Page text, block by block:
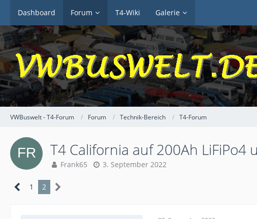
Dashboard Forum T4-Wiki Galerie
VWBuswelt - T4-Forum Forum Technik-Bereich T4-Forum
T4 California auf 200Ah LiFiPo4
Frank65 3. September 2022
1 2